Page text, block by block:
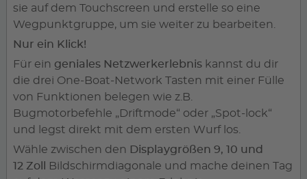
sie auf dem Touchscreen und erstelle so eine
Wegpunktgruppe, um sie weiter zu bearbeiten.
Nur ein Klick!
Für ein geniales Netzwerkerlebniskannst du dir
die drei One-Boat-Network Tasten mit einer Fülle
von Funktionen belegen wie z.B.
Bugmotorbefehle „Driftmode“ oder „Spot-lock“
und legst direkt mit dem ersten Wurf los.
Wähle zwischen den Displaygrößen 9, 10 und
12 Zoll
Bildschirmdiagonale und mache deinen Tag